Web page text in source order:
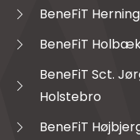
BeneFiT Herning
BeneFiT
BeneFiT Sct.
Holstebro
BeneFiT